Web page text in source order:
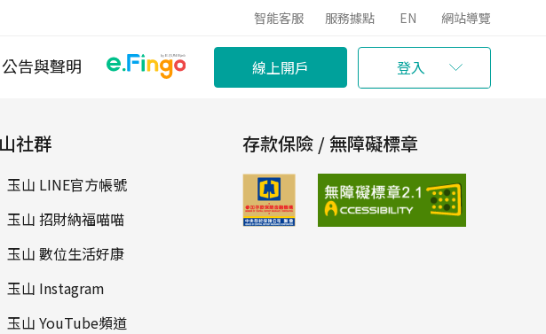
智能客服 服務據點 EN 網站導覽
公告與聲明 線上開戶 登入
社群
玉山 LINE官方帳號
玉山 招財納福喵喵
玉山 數位生活好康
玉山 Instagram
玉山 YouTube頻道
存款保險 / 無障礙標章